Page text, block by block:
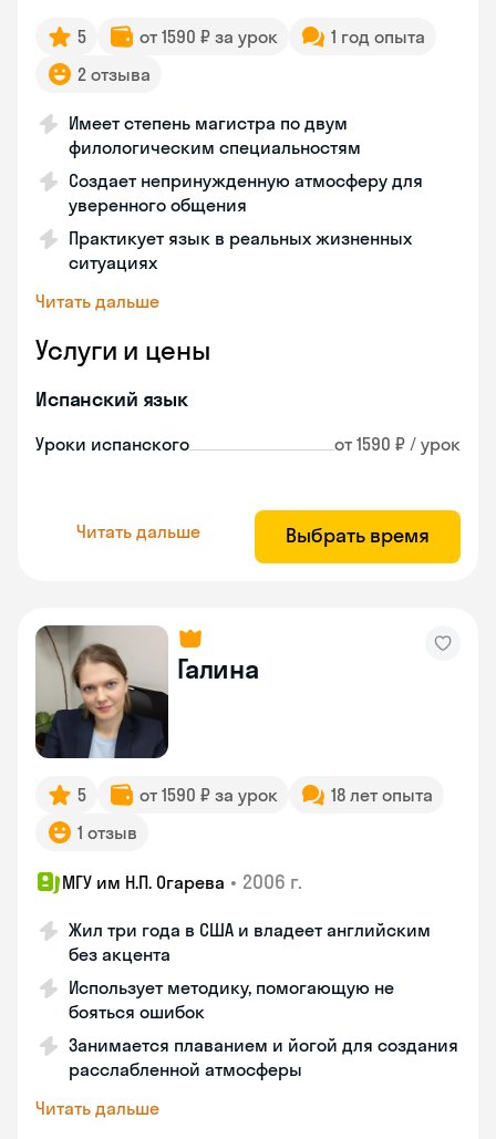
5 от 1590 ₽ за урок
1 год опыта
2 отзыва
Имеет степень магистра по двум
филологическим специальностям
Создает непринужденную атмосферу для
уверенного общения
Практикует язык в реальных жизненных
ситуациях
Читать дальше
Услуги и цены
Испанский язык
Уроки испанского от 1590 ₽ / урок
Читать дальше Выбрать время
Галина
5 от 1590 ₽ за урок
18 лет опыта
1 отзыв
МГУ им Н.П. Огарева • 2006 г.
Жил три года в США и владеет английским
без акцента
Использует методику, помогающую не
бояться ошибок
Занимается плаванием и йогой для создания
расслабленной атмосферы
Читать дальше